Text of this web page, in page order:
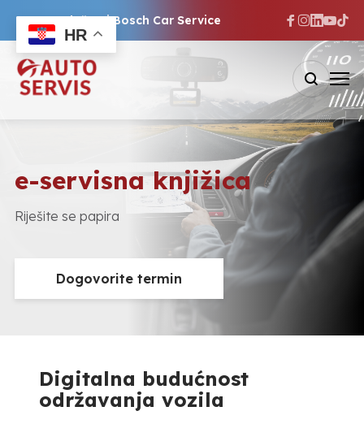
Ovlašteni Bosch Car Service
e-servisna knjižica
Riješite se papira
Dogovorite termin
Digitalna budućnost
održavanja vozila
HR